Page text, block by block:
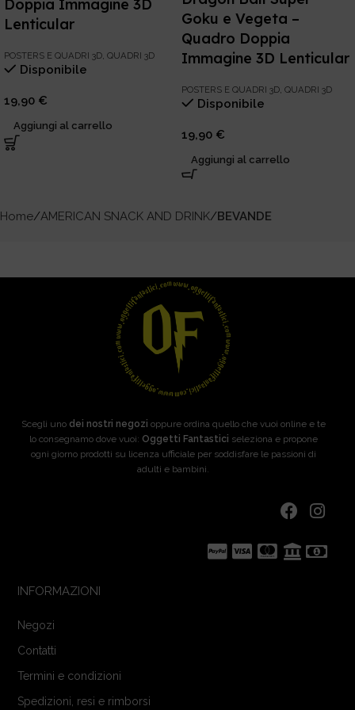
Doppia Immagine 3D
Lenticular
POSTERS E QUADRI 3D QUADRI 3D
Disponibile
19,90 €
Aggiungi al carrello
Goku e Vegeta –
Quadro Doppia
Immagine 3D Lenticular
POSTERS E QUADRI 3D, QUADRI 3D
Disponibile
19,90 €
Aggiungi al carrello
Home AMERICAN SNACK AND DRINK BEVANDE
Scegli uno dei nostri negozi oppure ordina quello che vuoi online e te
lo consegnamo dove vuoi: Oggetti Fantastici seleziona e propone
ogni giorno prodotti su licenza ufficiale per soddisfare le passioni di
adulti e bambini.
INFORMAZIONI
Negozi
Contatti
Termini e condizioni
Spedizioni, resi e rimborsi